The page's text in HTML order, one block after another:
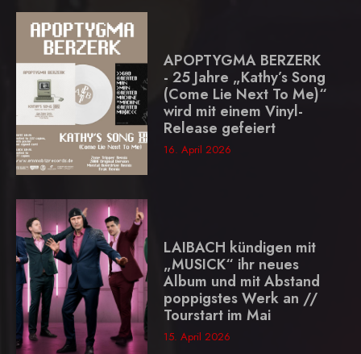
APOPTYGMA BERZERK
- 25 Jahre „Kathy’s Song
(Come Lie Next To Me)“
wird mit einem Vinyl-
Release gefeiert
16. April 2026
LAIBACH kündigen mit
„MUSICK“ ihr neues
Album und mit Abstand
poppigstes Werk an //
Tourstart im Mai
15. April 2026